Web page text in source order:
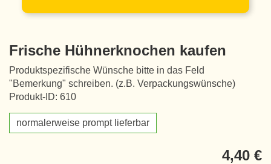
Frische Hühnerknochen kaufen
Produktspezifische Wünsche bitte in das Feld
"Bemerkung" schreiben. (z.B. Verpackungswünsche)
Produkt-ID: 610
normalerweise prompt lieferbar
4,40 €